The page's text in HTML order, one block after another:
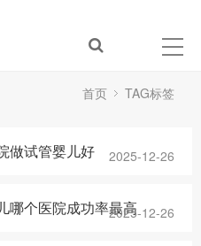
首页 TAG标签
做试管婴儿好 2025-12-26
哪个医院成功率最高2025-12-26